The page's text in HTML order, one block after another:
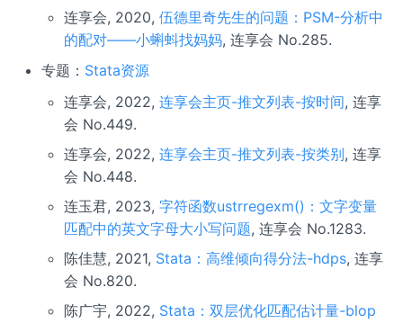
连享会, 2020,伍德里奇先生的问题：PSM-分析中
的配对——小蝌蚪找妈妈, 连享会 No.285.
专题： Stata资源
连享会, 2022,连享会主页-推文列表-按时间, 连享
会 No.449.
连享会, 2022,连享会主页-推文列表-按类别, 连享
会 No.448.
连玉君, 2023,字符函数ustrregexm()：文字变量
匹配中的英文字母大小写问题, 连享会 No.1283.
陈佳慧, 2021, Stata：高维倾向得分法-hdps, 连享
会 No.820.
陈广宇, 2022, Stata：双层优化匹配估计量-blop